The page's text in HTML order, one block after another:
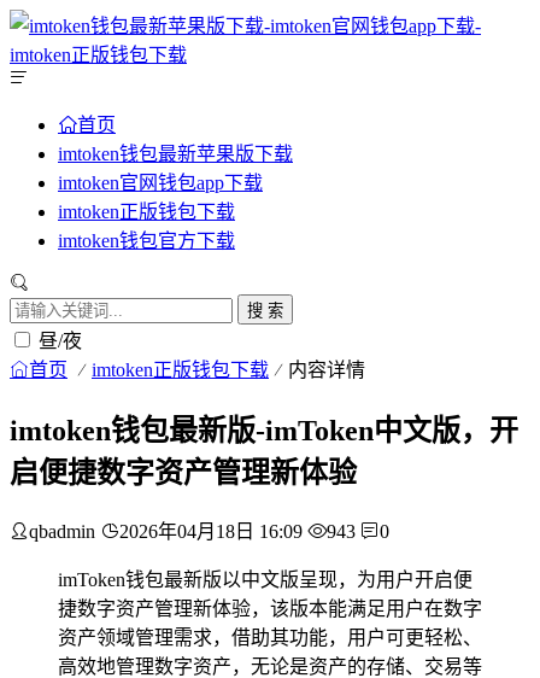
首页
imtoken钱包最新苹果版下载
imtoken官网钱包app下载
imtoken正版钱包下载
imtoken钱包官方下载
搜 索
昼/夜
首页 imtoken正版钱包下载 内容详情
imtoken钱包最新版-imToken中文版，开
启便捷数字资产管理新体验
qbadmin 2026年04月18日 16:09 943 0
imToken钱包最新版以中文版呈现，为用户开启便
捷数字资产管理新体验，该版本能满足用户在数字
资产领域管理需求，借助其功能，用户可更轻松、
高效地管理数字资产，无论是资产的存储、交易等